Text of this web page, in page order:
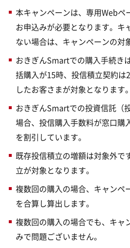
本キャンペーンは、専用Webペ
お申込みが必要となります。キ
ない場合は、キャンペーンの対
おきぎんSmartでの購入手続き
括購入が15時、投信積立契約は
したお客さまが対象となります。
おきぎんSmartでの投資信託（
場合、投信購入手数料が窓口購
を割引しています。
既存投信積立の増額は対象外で
立が対象となります。
複数回の購入の場合、キャンペ
を合算し算出します。
複数回の購入の場合でも、キャ
みで問題ございません。